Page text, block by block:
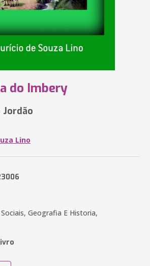
do Imbery
Jordão
Lino
Geografia E Historia,